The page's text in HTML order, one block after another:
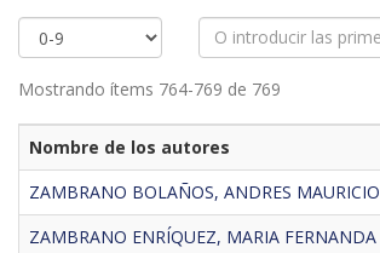
Mostrando ítems 764-769 de 769
Nombre de los autores
ZAMBRANO BOLAÑOS, ANDRES MAURICIO
ZAMBRANO ENRÍQUEZ, MARIA FERNANDA